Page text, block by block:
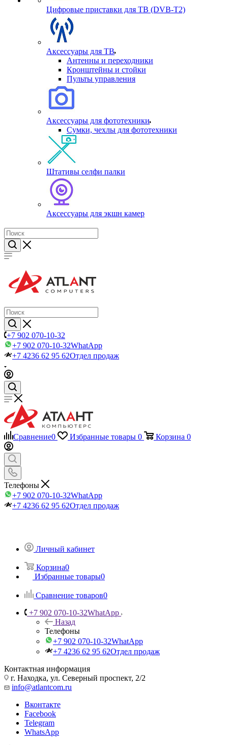
Цифровые приставки для ТВ (DVB-T2)
Аксессуары для ТВ
Антенны и переходники
Кронштейны и стойки
Пульты управления
Аксессуары для фототехники
Сумки, чехлы для фототехники
Штативы селфи палки
Аксессуары для экшн камер
+7 902 070-10-32
+7 902 070-10-32WhatApp
+7 4236 62 95 62Отдел продаж
Сравнение0 Избранные товары 0 Корзина 0
Телефоны
+7 902 070-10-32WhatApp
+7 4236 62 95 62Отдел продаж
Личный кабинет
Корзина0
Избранные товары0
Сравнение товаров0
+7 902 070-10-32WhatApp
Назад
Телефоны
+7 902 070-10-32WhatApp
+7 4236 62 95 62Отдел продаж
Контактная информация
г. Находка, ул. Северный проспект, 2/2
info@atlantcom.ru
Вконтакте
Facebook
Telegram
WhatsApp